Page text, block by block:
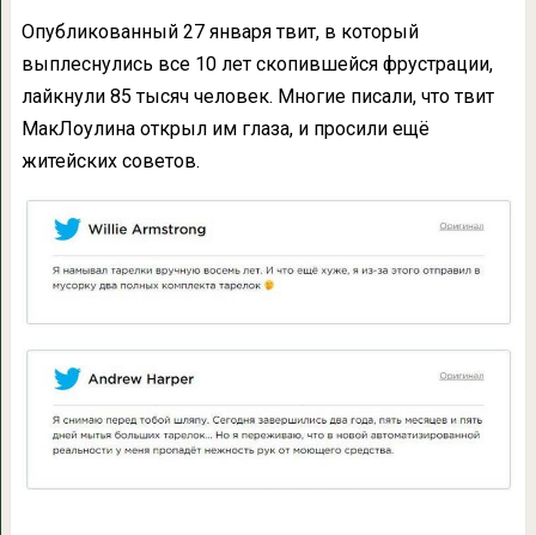
Опубликованный 27 января твит, в который
выплеснулись все 10 лет скопившейся фрустрации,
лайкнули 85 тысяч человек. Многие писали, что твит
МакЛоулина открыл им глаза, и просили ещё
житейских советов.